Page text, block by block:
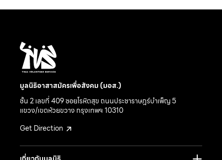
มูลนิธิอาสาสมัครเพื่อสังคม (มอส.)
ชั้น 2 เลขที่ 409 ซอยโรหิตสุข ถนนประชาราษฎร์บำเพ็ญ 5
แขวง/เขตห้วยขวาง กรุงเทพฯ 10310
Get Direction